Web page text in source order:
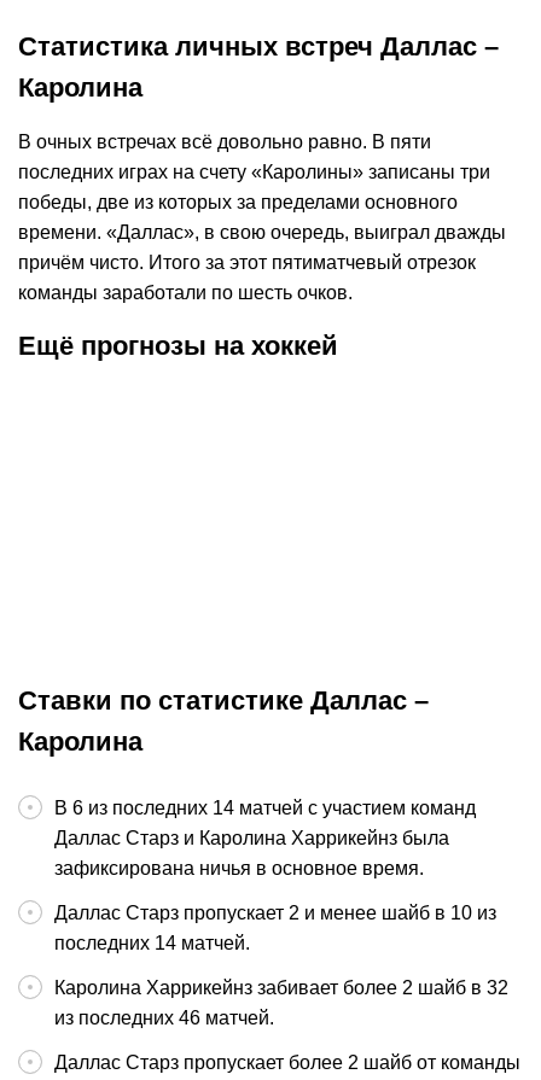
Статистика личных встреч Даллас –
Каролина
В очных встречах всё довольно равно. В пяти
последних играх на счету «Каролины» записаны три
победы, две из которых за пределами основного
времени. «Даллас», в свою очередь, выиграл дважды
причём чисто. Итого за этот пятиматчевый отрезок
команды заработали по шесть очков.
Ещё прогнозы на хоккей
Ставки по статистике Даллас –
Каролина
В 6 из последних 14 матчей с участием команд
Даллас Старз и Каролина Харрикейнз была
зафиксирована ничья в основное время.
Даллас Старз пропускает 2 и менее шайб в 10 из
последних 14 матчей.
Каролина Харрикейнз забивает более 2 шайб в 32
из последних 46 матчей.
Даллас Старз пропускает более 2 шайб от команды